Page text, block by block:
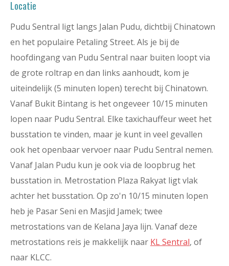
Locatie
Pudu Sentral ligt langs Jalan Pudu, dichtbij Chinatown
en het populaire Petaling Street. Als je bij de
hoofdingang van Pudu Sentral naar buiten loopt via
de grote roltrap en dan links aanhoudt, kom je
uiteindelijk (5 minuten lopen) terecht bij Chinatown.
Vanaf Bukit Bintang is het ongeveer 10/15 minuten
lopen naar Pudu Sentral. Elke taxichauffeur weet het
busstation te vinden, maar je kunt in veel gevallen
ook het openbaar vervoer naar Pudu Sentral nemen.
Vanaf Jalan Pudu kun je ook via de loopbrug het
busstation in. Metrostation Plaza Rakyat ligt vlak
achter het busstation. Op zo'n 10/15 minuten lopen
heb je Pasar Seni en Masjid Jamek; twee
metrostations van de Kelana Jaya lijn. Vanaf deze
metrostations reis je makkelijk naar KL Sentral, of
naar KLCC.